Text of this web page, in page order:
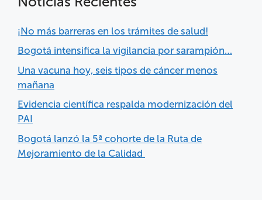
¡No más barreras en los trámites de salud!
Bogotá intensifica la vigilancia por sarampión…
Una vacuna hoy, seis tipos de cáncer menos
mañana
Evidencia científica respalda modernización del
PAI
Bogotá lanzó la 5ª cohorte de la Ruta de
Mejoramiento de la Calidad